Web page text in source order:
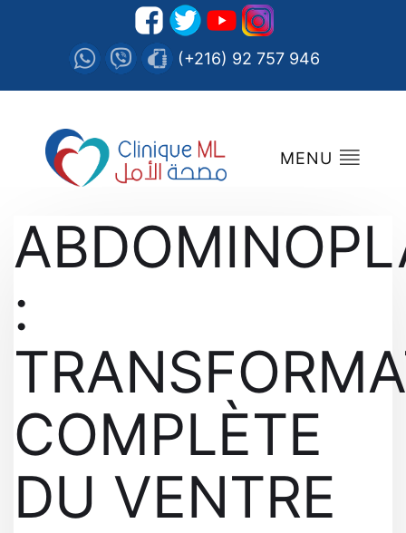
(+216) 92 757 946
MENU
:
COMPLÈTE
DU VENTRE